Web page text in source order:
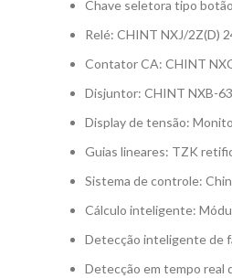
Chave seletora tipo
Relé: CHINT NXJ/2Z(D)
Contator CA: CHINT
Disjuntor: CHINT NXB-
Display de tensão:
Guias lineares: TZK
Sistema de controle:
Cálculo inteligente:
Detecção inteligente de
Detecção em tempo real